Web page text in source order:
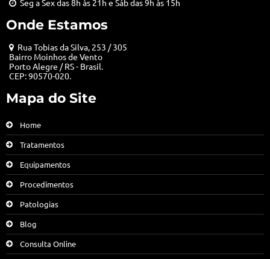
Seg a Sex das 8h às 21h e Sáb das 9h às 15h
Onde Estamos
Rua Tobias da Silva, 253 / 305
Bairro Moinhos de Vento
Porto Alegre / RS - Brasil.
CEP: 90570-020.
Mapa do Site
Home
Tratamentos
Equipamentos
Procedimentos
Patologias
Blog
Consulta Online